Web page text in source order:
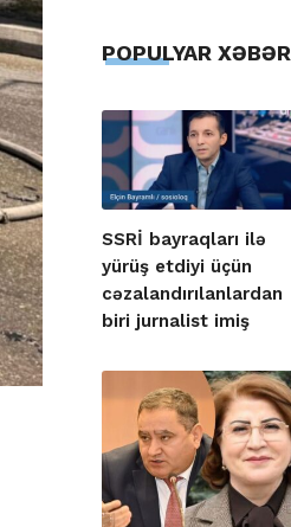
POPULYAR XƏBƏR
SSRİ bayraqları ilə
yürüş etdiyi üçün
cəzalandırılanlardan
biri jurnalist imiş